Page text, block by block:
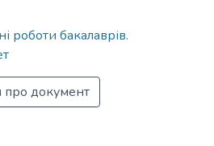
роботи бакалаврів.
про документ